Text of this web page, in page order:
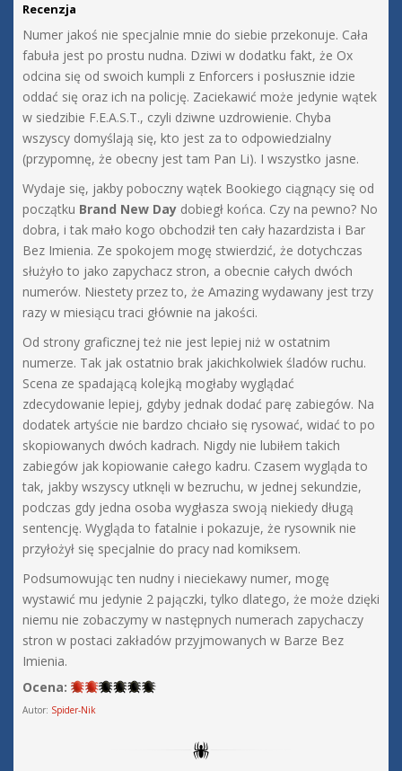
Recenzja
Numer jakoś nie specjalnie mnie do siebie przekonuje. Cała
fabuła jest po prostu nudna. Dziwi w dodatku fakt, że Ox
odcina się od swoich kumpli z Enforcers i posłusznie idzie
oddać się oraz ich na policję. Zaciekawić może jedynie wątek
w siedzibie F.E.A.S.T., czyli dziwne uzdrowienie. Chyba
wszyscy domyślają się, kto jest za to odpowiedzialny
(przypomnę, że obecny jest tam Pan Li). I wszystko jasne.
Wydaje się, jakby poboczny wątek Bookiego ciągnący się od
początku Brand New Day dobiegł końca. Czy na pewno? No
dobra, i tak mało kogo obchodził ten cały hazardzista i Bar
Bez Imienia. Ze spokojem mogę stwierdzić, że dotychczas
służyło to jako zapychacz stron, a obecnie całych dwóch
numerów. Niestety przez to, że Amazing wydawany jest trzy
razy w miesiącu traci głównie na jakości.
Od strony graficznej też nie jest lepiej niż w ostatnim
numerze. Tak jak ostatnio brak jakichkolwiek śladów ruchu.
Scena ze spadającą kolejką mogłaby wyglądać
zdecydowanie lepiej, gdyby jednak dodać parę zabiegów. Na
dodatek artyście nie bardzo chciało się rysować, widać to po
skopiowanych dwóch kadrach. Nigdy nie lubiłem takich
zabiegów jak kopiowanie całego kadru. Czasem wygląda to
tak, jakby wszyscy utknęli w bezruchu, w jednej sekundzie,
podczas gdy jedna osoba wygłasza swoją niekiedy długą
sentencję. Wygląda to fatalnie i pokazuje, że rysownik nie
przyłożył się specjalnie do pracy nad komiksem.
Podsumowując ten nudny i nieciekawy numer, mogę
wystawić mu jedynie 2 pajączki, tylko dlatego, że może dzięki
niemu nie zobaczymy w następnych numerach zapychaczy
stron w postaci zakładów przyjmowanych w Barze Bez
Imienia.
Ocena:
Autor: Spider-Nik